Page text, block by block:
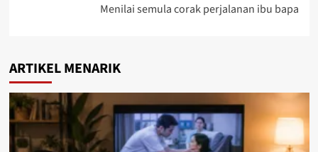
Menilai semula corak perjalanan ibu bapa
ARTIKEL MENARIK